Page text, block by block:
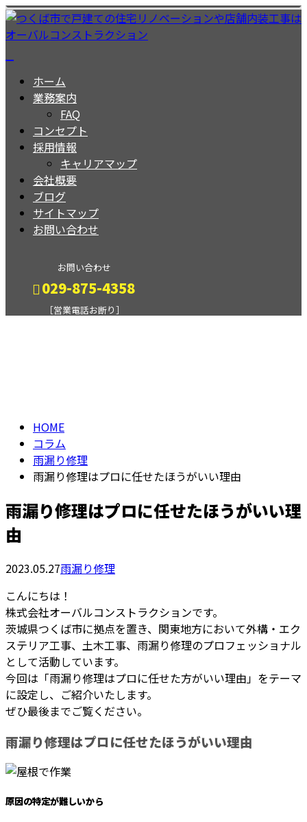
ホーム
業務案内
FAQ
コンセプト
採用情報
キャリアマップ
会社概要
ブログ
サイトマップ
お問い合わせ
お問い合わせ
029-875-4358
［営業電話お断り］
HOME
コラム
雨漏り修理
雨漏り修理はプロに任せたほうがいい理由
雨漏り修理はプロに任せたほうがいい理
由
2023.05.27雨漏り修理
こんにちは！
株式会社オーバルコンストラクションです。
茨城県つくば市に拠点を置き、関東地方において外構・エク
ステリア工事、土木工事、雨漏り修理のプロフェッショナル
として活動しています。
今回は「雨漏り修理はプロに任せた方がいい理由」をテーマ
に設定し、ご紹介いたします。
ぜひ最後までご覧ください。
雨漏り修理はプロに任せたほうがいい理由
原因の特定が難しいから